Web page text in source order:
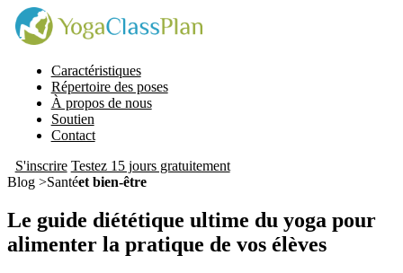
Caractéristiques
Répertoire des poses
À propos de nous
Soutien
Contact
S'inscrire Testez 15 jours gratuitement
Blog >Santéet bien-être
Le guide diététique ultime du yoga pour
alimenter la pratique de vos élèves